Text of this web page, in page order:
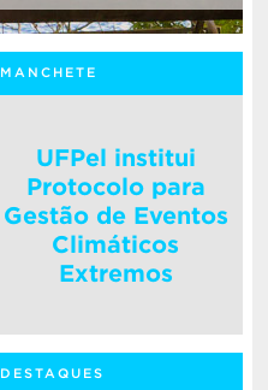
MANCHETE
UFPel institui
Protocolo para
Gestão de Eventos
Climáticos
Extremos
DESTAQUES